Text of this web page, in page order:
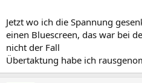
Jetzt wo ich die Spannung
einen Bluescreen, das war bei
nicht der Fall
Übertaktung habe ich